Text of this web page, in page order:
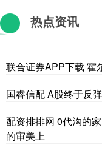
热点资讯
联合证券APP下载 霍
国睿信配 A股终于反
配资排排网 0代沟的
的审美上